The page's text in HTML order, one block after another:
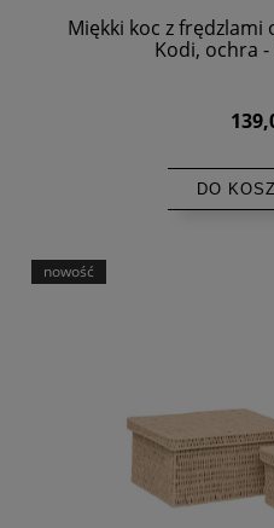
Miękki koc z
Kodi, ochra
DO
nowość